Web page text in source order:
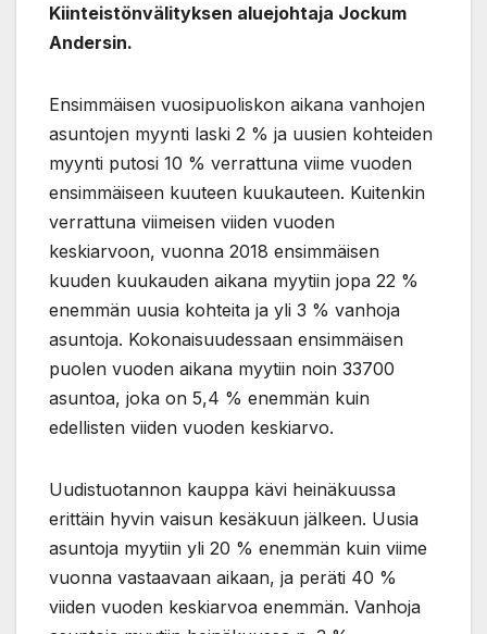
Kiinteistönvälityksen aluejohtaja Jockum
Andersin.
Ensimmäisen vuosipuoliskon aikana vanhojen
asuntojen myynti laski 2 % ja uusien kohteiden
myynti putosi 10 % verrattuna viime vuoden
ensimmäiseen kuuteen kuukauteen. Kuitenkin
verrattuna viimeisen viiden vuoden
keskiarvoon, vuonna 2018 ensimmäisen
kuuden kuukauden aikana myytiin jopa 22 %
enemmän uusia kohteita ja yli 3 % vanhoja
asuntoja. Kokonaisuudessaan ensimmäisen
puolen vuoden aikana myytiin noin 33700
asuntoa, joka on 5,4 % enemmän kuin
edellisten viiden vuoden keskiarvo.
Uudistuotannon kauppa kävi heinäkuussa
erittäin hyvin vaisun kesäkuun jälkeen. Uusia
asuntoja myytiin yli 20 % enemmän kuin viime
vuonna vastaavaan aikaan, ja peräti 40 %
viiden vuoden keskiarvoa enemmän. Vanhoja